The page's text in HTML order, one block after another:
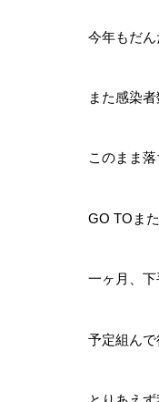
今年もだん
また感染
このまま
GO TOま
一ヶ月、
予定組んで